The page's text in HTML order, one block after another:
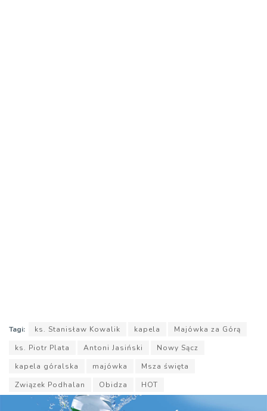
Tagi: ks. Stanisław Kowalik kapela
Majówka za Górą
ks. Piotr Plata
Antoni Jasiński
Nowy Sącz
kapela góralska
majówka
Msza święta
Związek Podhalan
Obidza HOT